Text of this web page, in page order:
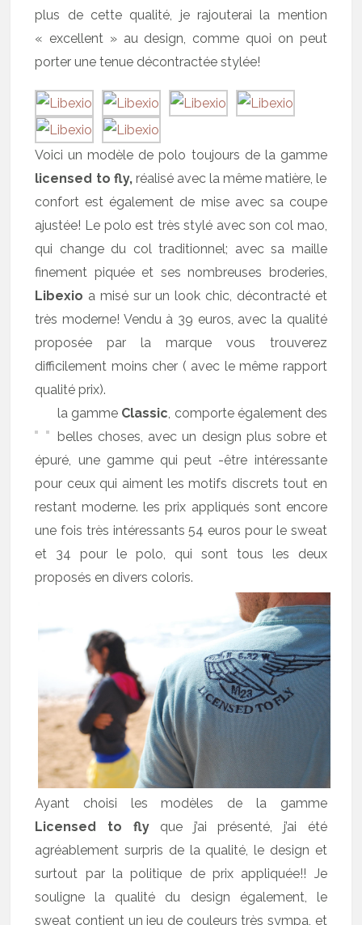
plus de cette qualité, je rajouterai la mention
« excellent » au design, comme quoi on peut
porter une tenue décontractée stylée!
Voici un modèle de polo toujours de la gamme
licensed to fly,réalisé avec la même matière, le
confort est également de mise avec sa coupe
ajustée! Le polo est très stylé avec son col mao,
qui change du col traditionnel; avec sa maille
finement piquée et ses nombreuses broderies,
Libexio a misé sur un look chic, décontracté et
très moderne! Vendu à 39 euros, avec la qualité
proposée par la marque vous trouverez
difficilement moins cher ( avec le même rapport
qualité prix).
la gamme Classic , comporte également des
belles choses, avec un design plus sobre et
épuré, une gamme qui peut -être intéressante
pour ceux qui aiment les motifs discrets tout en
restant moderne. les prix appliqués sont encore
une fois très intéressants 54 euros pour le sweat
et 34 pour le polo, qui sont tous les deux
proposés en divers coloris.
Ayant choisi les modèles de la gamme
Licensed to flyque j’ai présenté, j’ai été
agréablement surpris de la qualité, le design et
surtout par la politique de prix appliquée!! Je
souligne la qualité du design également, le
sweat contient un jeu de couleurs très sympa, et